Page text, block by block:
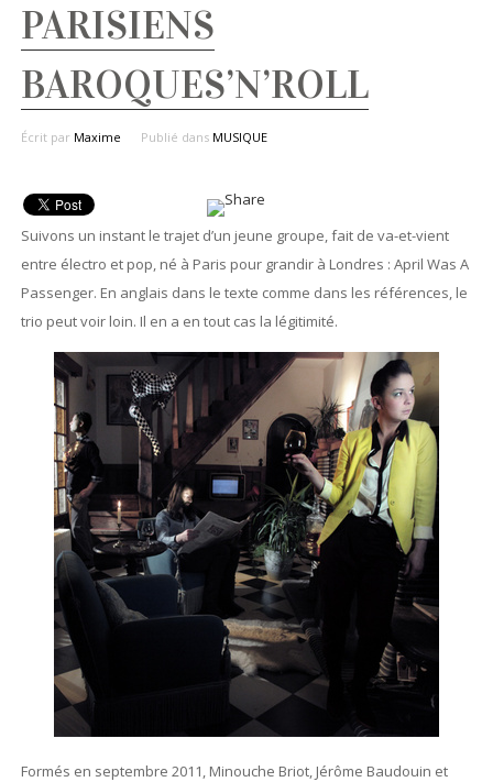
PARISIENS
BAROQUES’N’ROLL
Écrit par Maxime Publié dans MUSIQUE
Suivons un instant le trajet d’un jeune groupe, fait de va-et-vient
entre électro et pop, né à Paris pour grandir à Londres : April Was A
Passenger. En anglais dans le texte comme dans les références, le
trio peut voir loin. Il en a en tout cas la légitimité.
Formés en septembre 2011, Minouche Briot, Jérôme Baudouin et